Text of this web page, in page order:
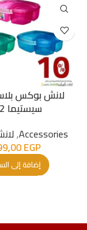
لانش بوكس
سيستيما 2لتر
Accessories
,
EGP
إضافة إلى